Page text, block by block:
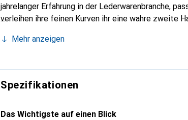
jahrelanger Erfahrung in der Lederwarenbranche,
verleihen ihre feinen Kurven ihr eine wahre zweite
und eine zuverlässige Wahl für anspruchsvolle
Mehr anzeigen
Spezifikationen
Das Wichtigste auf einen Blick